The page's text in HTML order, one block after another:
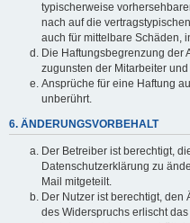
typischerweise
nach auf die
auch für mittelbare Schäden,
Die Haftungsbegrenzung der
zugunsten der Mitarbeiter
Ansprüche für eine Haftung
unberührt.
6. ÄNDERUNGSVORBEHALT
Der Betreiber ist berechtigt,
Datenschutzerklärung zu
Mail mitgeteilt.
Der Nutzer ist berechtigt, den
des Widerspruchs erlischt